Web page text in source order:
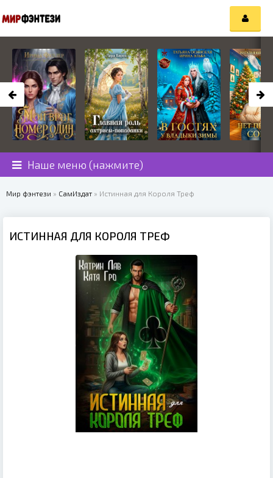
Наше меню (нажмите)
Мир фэнтези » СамИздат » Истинная для Короля Треф
ИСТИННАЯ ДЛЯ КОРОЛЯ ТРЕФ